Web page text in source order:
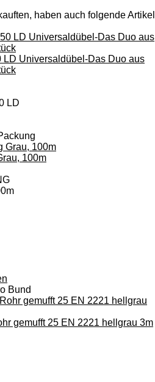
haben auch folgende Artikel
LD Universaldübel-Das Duo aus
LD
100m
Bund
gemufft 25 EN 2221 hellgrau 3m